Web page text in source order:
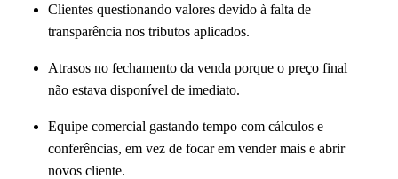
Clientes questionando valores devido à falta de
transparência nos tributos aplicados.
Atrasos no fechamento da venda porque o preço final
não estava disponível de imediato.
Equipe comercial gastando tempo com cálculos e
conferências, em vez de focar em vender mais e abrir
novos cliente.